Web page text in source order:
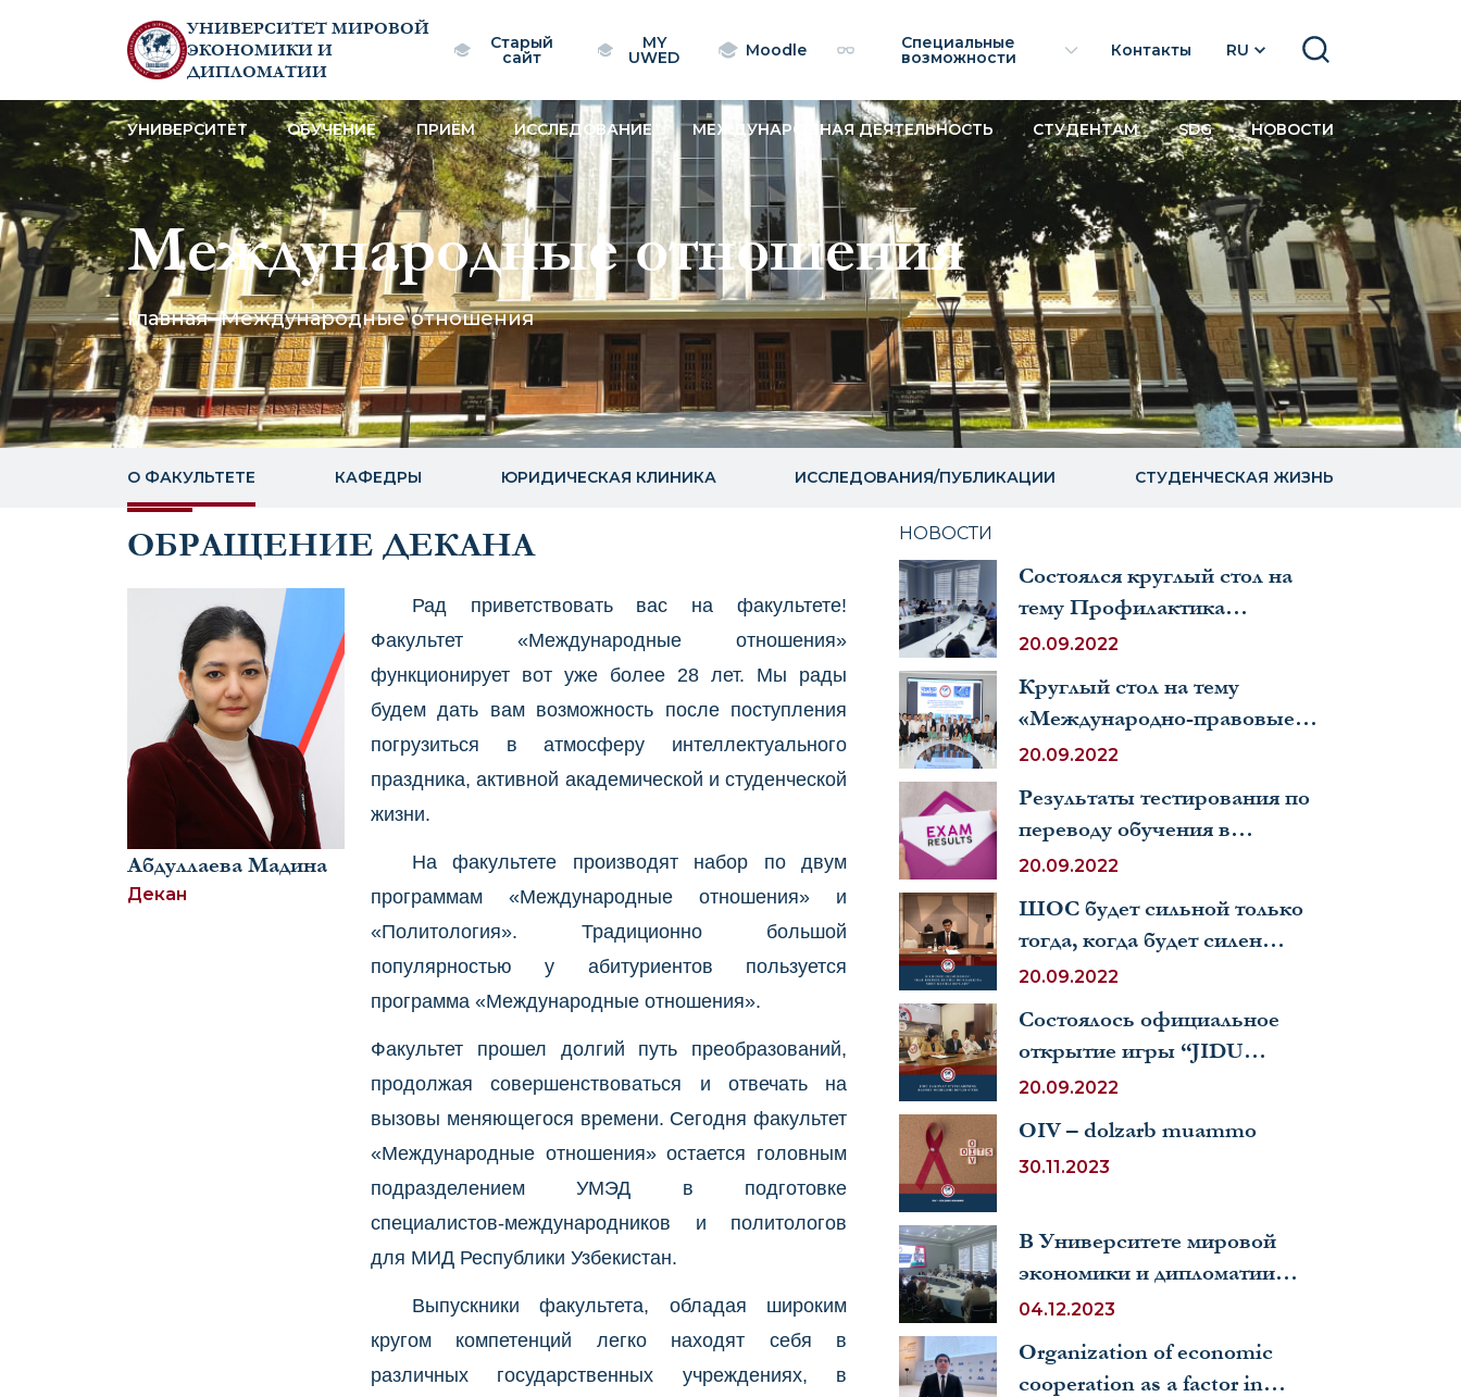
УНИВЕРСИТЕТ МИРОВОЙ
ЭКОНОМИКИ И
ДИПЛОМАТИИ
Старый
сайт
MY
UWED Moodle Специальные
возможности Контакты RU SEARCH
УНИВЕРСИТЕТ ОБУЧЕНИЕ ПРИЁМ ИССЛЕДОВАНИЕ МЕЖДУНАРОДНАЯ ДЕЯТЕЛЬНОСТЬ СТУДЕНТАМ SDG НОВОСТИ
Международные отношения
Главная Международные отношения
О ФАКУЛЬТЕТЕ КАФЕДРЫ ЮРИДИЧЕСКАЯ КЛИНИКА ИССЛЕДОВАНИЯ/ПУБЛИКАЦИИ СТУДЕНЧЕСКАЯ ЖИЗНЬ
ОБРАЩЕНИЕ ДЕКАНА
Абдуллаева Мадина
Декан
Рад приветствовать вас на факультете!
Факультет «Международные отношения»
функционирует вот уже более 28 лет. Мы рады
будем дать вам возможность после поступления
погрузиться в атмосферу интеллектуального
праздника, активной академической и студенческой
жизни.
На факультете производят набор по двум
программам «Международные отношения» и
«Политология». Традиционно большой
популярностью у абитуриентов пользуется
программа «Международные отношения».
Факультет прошел долгий путь преобразований,
продолжая совершенствоваться и отвечать на
вызовы меняющегося времени. Сегодня факультет
«Международные отношения» остается головным
подразделением УМЭД в подготовке
специалистов-международников и политологов
для МИД Республики Узбекистан.
Выпускники факультета, обладая широким
кругом компетенций легко находят себя в
различных государственных учреждениях, в
НОВОСТИ
Состоялся круглый стол на
тему Профилактика
преступности
20.09.2022
Круглый стол на тему
«Международно-правовые
аспекты охраны культурного
странах ЕС».
20.09.2022
Результаты тестирования по
переводу обучения в
бакалавриат УМЭД
20.09.2022
ШОС будет сильной только
тогда, когда будет силен
каждый из нас
20.09.2022
Состоялось официальное
открытие игры “JIDU
Zakovat”
20.09.2022
OIV – dolzarb muammo
30.11.2023
В Университете мировой
экономики и дипломатии
состоялась встреча с группой
Федерации
04.12.2023
Organization of economic
cooperation as a factor in